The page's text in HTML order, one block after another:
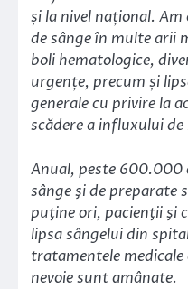
și la nivel național.
de sânge în multe arii
boli hematologice,
urgențe, precum și
generale cu privire la
scădere a influxului
Anual, peste 600.000
sânge şi de preparate
puţine ori, pacienţii şi
lipsa sângelui din
tratamentele
nevoie sunt amânate.